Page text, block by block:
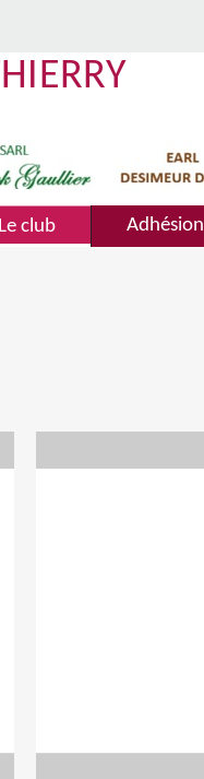
Le club Adhésion